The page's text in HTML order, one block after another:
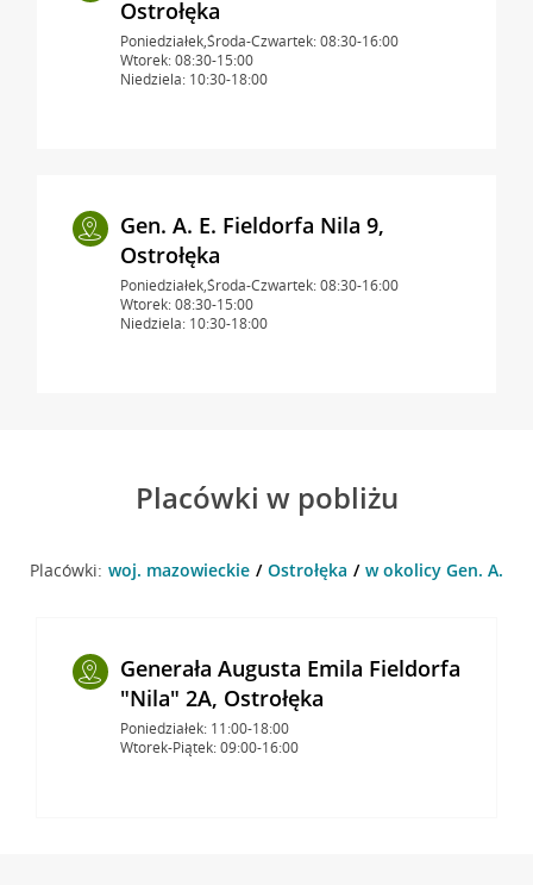
Ostrołęka
Poniedziałek,Środa-Czwartek: 08:30-16:00
Wtorek: 08:30-15:00
Niedziela: 10:30-18:00
Gen. A. E. Fieldorfa Nila 9,
Ostrołęka
Poniedziałek,Środa-Czwartek: 08:30-16:00
Wtorek: 08:30-15:00
Niedziela: 10:30-18:00
Placówki w pobliżu
Placówki: woj. mazowieckie Ostrołęka w okolicy Gen. A. E.
Generała Augusta Emila Fieldorfa
"Nila" 2A, Ostrołęka
Poniedziałek: 11:00-18:00
Wtorek-Piątek: 09:00-16:00